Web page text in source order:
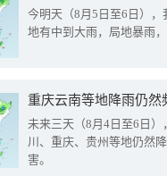
今明天（8月5日至6日）
地有中到大雨，局地暴雨
重庆云南等地降雨仍然
未来三天（8月4日至6日
川、重庆、贵州等地仍然
害。